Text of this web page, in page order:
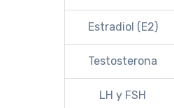
Estradiol (E2)
Testosterona
LH y FSH